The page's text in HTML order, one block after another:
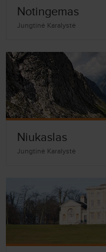
Notingemas
Jungtinė Karalystė
Niukaslas
Jungtinė Karalystė